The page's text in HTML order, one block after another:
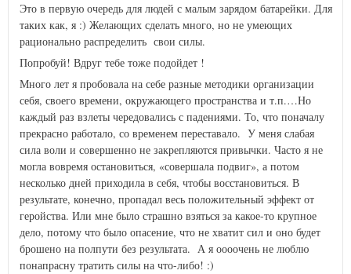
Это в первую очередь для людей с малым зарядом батарейки. Для
таких как, я :) Желающих сделать много, но не умеющих
рационально распределить свои силы.
Попробуй! Вдруг тебе тоже подойдет !
Много лет я пробовала на себе разные методики организации
себя, своего времени, окружающего пространства и т.п.…Но
каждый раз взлеты чередовались с падениями. То, что поначалу
прекрасно работало, со временем переставало. У меня слабая
сила воли и совершенно не закрепляются привычки. Часто я не
могла вовремя остановиться, «совершала подвиг», а потом
несколько дней приходила в себя, чтобы восстановиться. В
результате, конечно, пропадал весь положительный эффект от
геройства. Или мне было страшно взяться за какое-то крупное
дело, потому что было опасение, что не хватит сил и оно будет
брошено на полпути без результата. А я оооочень не люблю
понапрасну тратить силы на что-либо! :)